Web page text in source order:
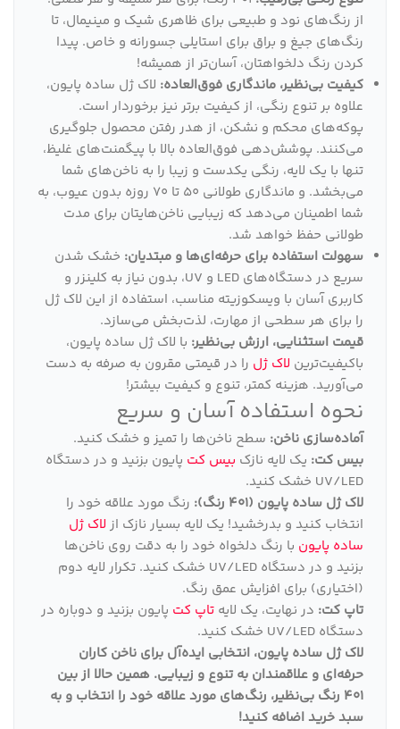
از رنگ‌های نود و طبیعی برای ظاهری شیک و مینیمال، تا
رنگ‌های جیغ و براق برای استایلی جسورانه و خاص. پیدا
کردن رنگ دلخواهتان، آسان‌تر از همیشه!
کیفیت بی‌نظیر، ماندگاری فوق‌العاده: لاک ژل ساده پایون،
علاوه بر تنوع رنگی، از کیفیت برتر نیز برخوردار است.
پوکه‌های محکم و نشکن، از هدر رفتن محصول جلوگیری
می‌کنند. پوشش‌دهی فوق‌العاده بالا با پیگمنت‌های غلیظ،
تنها با یک لایه، رنگی یکدست و زیبا را به ناخن‌های شما
می‌بخشد. و ماندگاری طولانی 50 تا 70 روزه بدون عیوب، به
شما اطمینان می‌دهد که زیبایی ناخن‌هایتان برای مدت
طولانی حفظ خواهد شد.
سهولت استفاده برای حرفه‌ای‌ها و مبتدیان: خشک شدن
سریع در دستگاه‌های LED و UV، بدون نیاز به کلینزر و
کاربری آسان با ویسکوزیته مناسب، استفاده از این لاک ژل
را برای هر سطحی از مهارت، لذت‌بخش می‌سازد.
قیمت استثنایی، ارزش بی‌نظیر: با لاک ژل ساده پایون،
باکیفیت‌ترین لاک ژل را در قیمتی مقرون به صرفه به دست
می‌آورید. هزینه کمتر، تنوع و کیفیت بیشتر!
نحوه استفاده آسان و سریع
آماده‌سازی ناخن: سطح ناخن‌ها را تمیز و خشک کنید.
بیس کت: یک لایه نازک بیس کت پایون بزنید و در دستگاه
UV/LED خشک کنید.
لاک ژل ساده پایون (401 رنگ):
رنگ مورد علاقه خود را
انتخاب کنید و بدرخشید! یک لایه بسیار نازک از لاک ژل
ساده پایون با رنگ دلخواه خود را به دقت روی ناخن‌ها
بزنید و در دستگاه UV/LED خشک کنید. تکرار لایه دوم
(اختیاری) برای افزایش عمق رنگ.
تاپ کت: در نهایت، یک لایه تاپ کت پایون بزنید و دوباره در
دستگاه UV/LED خشک کنید.
لاک ژل ساده پایون، انتخابی ایده‌آل برای ناخن کاران
حرفه‌ای و علاقمندان به تنوع و زیبایی. همین حالا از بین
401 رنگ بی‌نظیر، رنگ‌های مورد علاقه خود را انتخاب و به
سبد خرید اضافه کنید!